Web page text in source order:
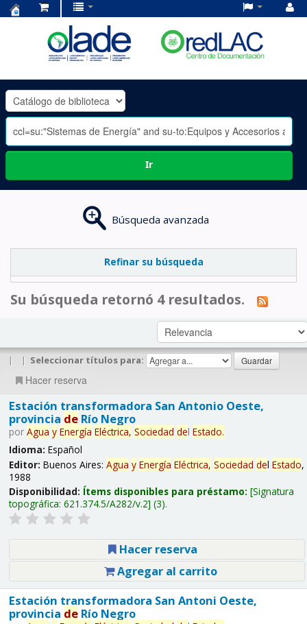
OLADE
-
Ir
Búsqueda avanzada
Refinar su búsqueda
Su búsqueda retornó 4 resultados.
| | Seleccionar títulos para:
Hacer reserva
Estación transformadora San Antonio Oeste,
provincia deRío Negro
por Agua y Energía Eléctrica, Sociedad del Estado.
Idioma: Español
Editor: Buenos Aires: Agua y Energía Eléctrica, Sociedad del Estado,
1988
Disponibilidad: Ítems disponibles para préstamo: Signatura
topográfica: 621.374.5/A282/v.2 (3).
Hacer reserva
Agregar al carrito
Estación transformadora San Antoni Oeste,
provincia deRío Negro